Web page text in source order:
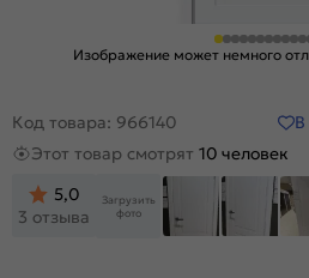
Изображение может немного
Код товара: 966140
Этот товар смотрят 10 человек
5,0
3 отзыва
Загрузить
фото